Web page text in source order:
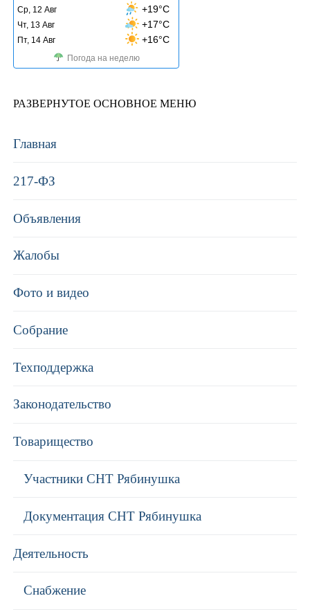
Ср, 12 Авг +19°C
Чт, 13 Авг +17°C
Пт, 14 Авг +16°C
Погода на неделю
РАЗВЕРНУТОЕ ОСНОВНОЕ МЕНЮ
Главная
217-ФЗ
Объявления
Жалобы
Фото и видео
Собрание
Техподдержка
Законодательство
Товарищество
Участники СНТ Рябинушка
Документация СНТ Рябинушка
Деятельность
Снабжение